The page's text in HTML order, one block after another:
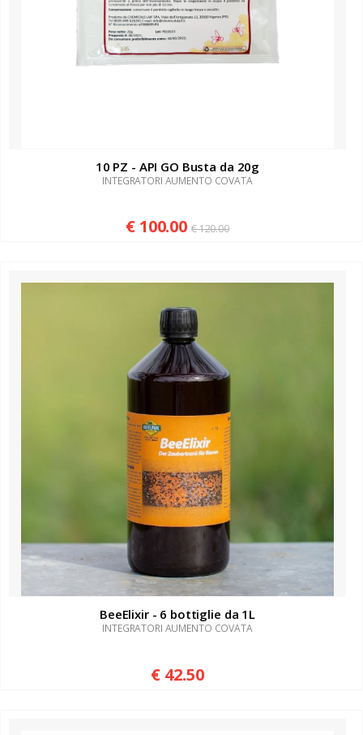
10 PZ - API GO Busta da 20g
INTEGRATORI AUMENTO COVATA
€ 100.00 € 120.00
BeeElixir - 6 bottiglie da 1L
INTEGRATORI AUMENTO COVATA
€ 42.50